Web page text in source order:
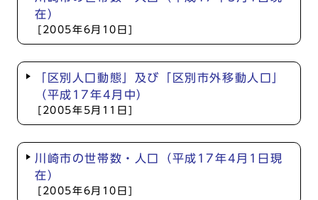
在）
[2005年6月10日]
「区別人口動態」及び「区別市外移動人口」
（平成17年4月中）
[2005年5月11日]
川崎市の世帯数・人口（平成17年4月1日現
在）
[2005年6月10日]